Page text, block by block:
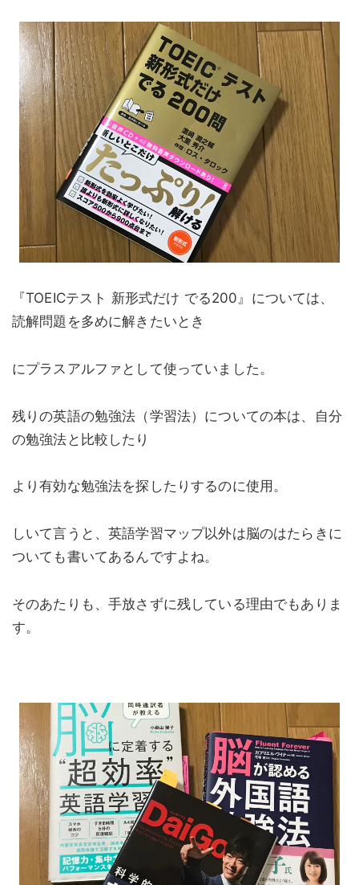
『TOEICテスト 新形式だけ でる200』については、
読解問題を多めに解きたいとき
にプラスアルファとして使っていました。
残りの英語の勉強法（学習法）についての本は、自分
の勉強法と比較したり
より有効な勉強法を探したりするのに使用。
しいて言うと、英語学習マップ以外は脳のはたらきに
ついても書いてあるんですよね。
そのあたりも、手放さずに残している理由でもありま
す。